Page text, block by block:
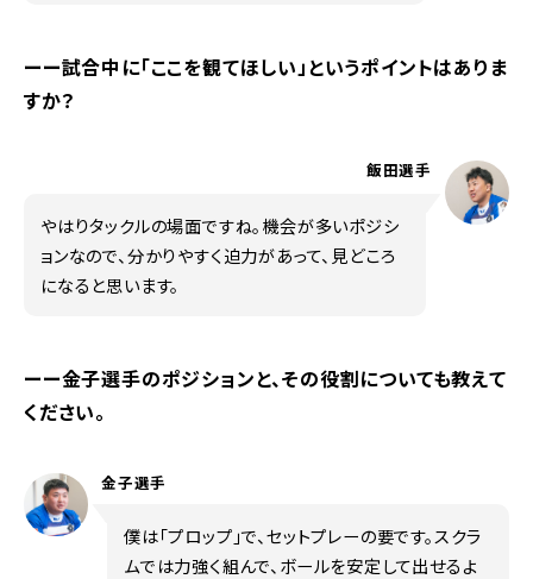
ーー試合中に「ここを観てほしい」というポイントはありま
すか？
やはりタックルの場面ですね。機会が多いポジシ
ョンなので、分かりやすく迫力があって、見どころ
になると思います。
飯田選手
ーー金子選手のポジションと、その役割についても教えて
ください。
僕は「プロップ」で、セットプレーの要です。スクラ
ムでは力強く組んで、ボールを安定して出せるよ
金子選手